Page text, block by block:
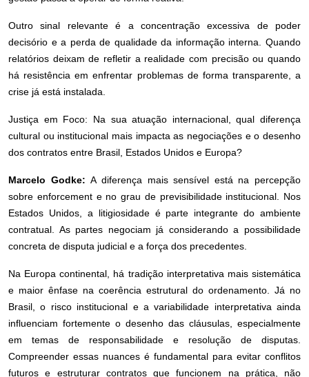
Outro sinal relevante é a concentração excessiva de poder
decisório e a perda de qualidade da informação interna. Quando
relatórios deixam de refletir a realidade com precisão ou quando
há resistência em enfrentar problemas de forma transparente, a
crise já está instalada.
Justiça em Foco: Na sua atuação internacional, qual diferença
cultural ou institucional mais impacta as negociações e o desenho
dos contratos entre Brasil, Estados Unidos e Europa?
Marcelo Godke: A diferença mais sensível está na percepção
sobre enforcement e no grau de previsibilidade institucional. Nos
Estados Unidos, a litigiosidade é parte integrante do ambiente
contratual. As partes negociam já considerando a possibilidade
concreta de disputa judicial e a força dos precedentes.
Na Europa continental, há tradição interpretativa mais sistemática
e maior ênfase na coerência estrutural do ordenamento. Já no
Brasil, o risco institucional e a variabilidade interpretativa ainda
influenciam fortemente o desenho das cláusulas, especialmente
em temas de responsabilidade e resolução de disputas.
Compreender essas nuances é fundamental para evitar conflitos
futuros e estruturar contratos que funcionem na prática, não